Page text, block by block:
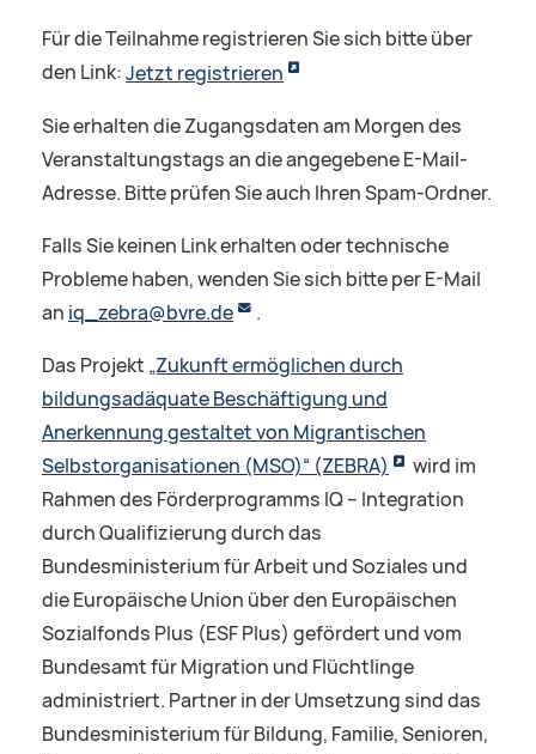
Für die Teilnahme registrieren Sie sich bitte über
den Link:Jetzt registrieren
Sie erhalten die Zugangsdaten am Morgen des
Veranstaltungstags an die angegebene E-Mail-
Adresse. Bitte prüfen Sie auch Ihren Spam-Ordner.
Falls Sie keinen Link erhalten oder technische
Probleme haben, wenden Sie sich bitte per E-Mail
an iq_zebra@bvre.de .
Das Projekt „Zukunft ermöglichen durch
bildungsadäquate Beschäftigung und
Anerkennung gestaltet von Migrantischen
Selbstorganisationen (MSO)“ (ZEBRA)
wird im
Rahmen des Förderprogramms IQ – Integration
durch Qualifizierung durch das
Bundesministerium für Arbeit und Soziales und
die Europäische Union über den Europäischen
Sozialfonds Plus (ESF Plus) gefördert und vom
Bundesamt für Migration und Flüchtlinge
administriert. Partner in der Umsetzung sind das
Bundesministerium für Bildung, Familie, Senioren,